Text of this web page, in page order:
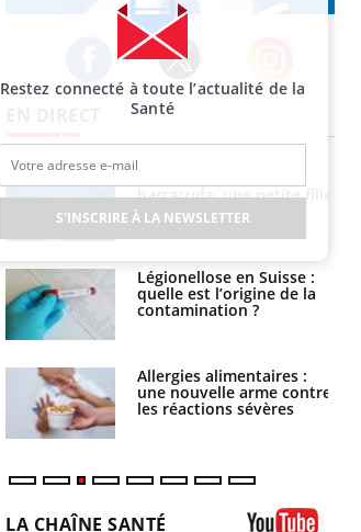
Facebook Twitter Instagram
barracuda, une petite fille
secourue grâce à un
réflexe essentiel
Légionellose en Suisse :
quelle est l’origine de la
contamination ?
Allergies alimentaires :
une nouvelle arme contre
les réactions sévères
LA CHAÎNE SANTÉ
Restez connecté à toute l’actualité de la
Santé
S'INSCRIRE À LA NEWSLETTER